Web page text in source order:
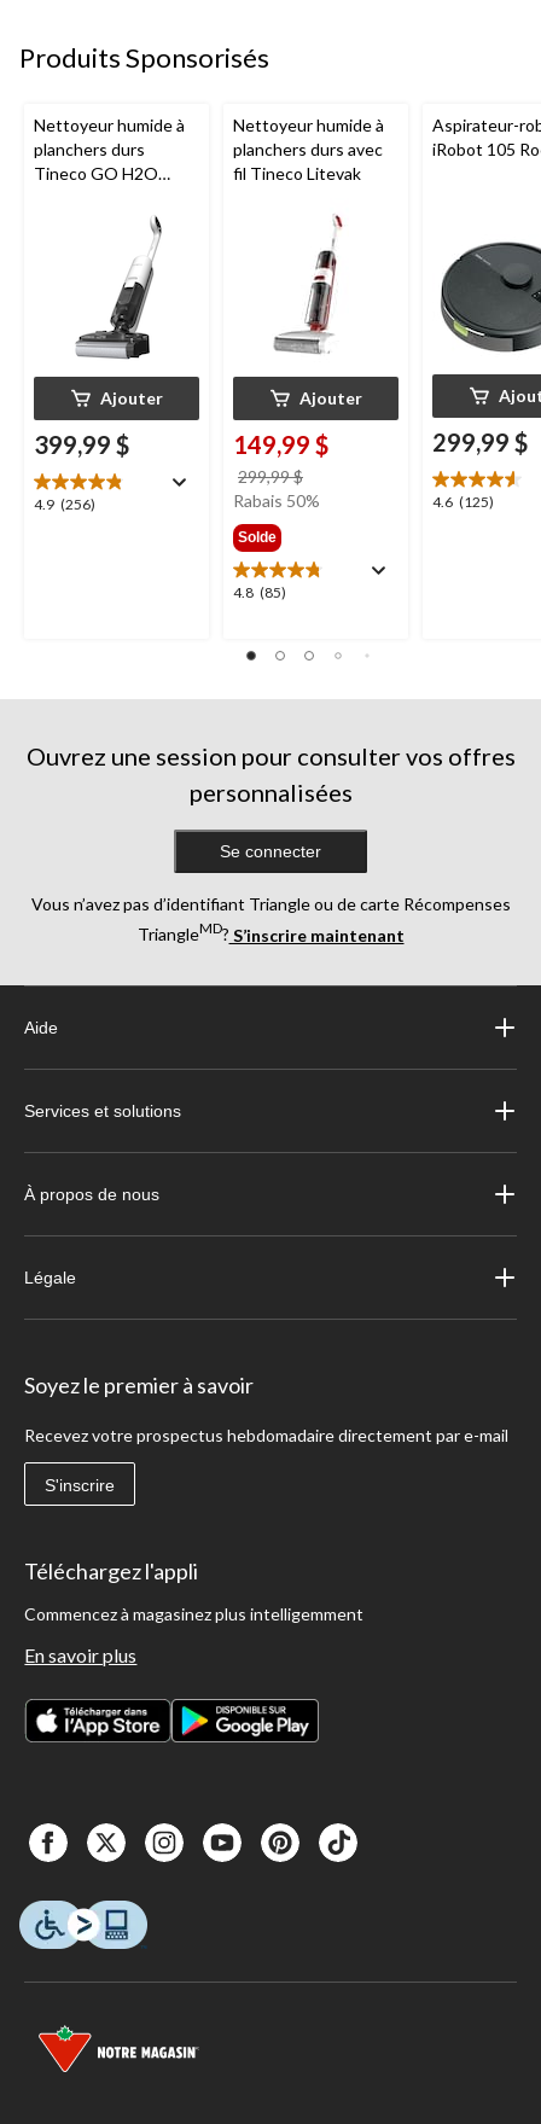
Produits Sponsorisés
Nettoyeur humide à
planchers durs
Tineco GO H2O
Ajouter
399,99 $
4.9 (256)
4.9
Nettoyeur humide à
planchers durs avec
fil Tineco Litevak
Ajouter
149,99 $
299,99 $
était
Rabais 50%
Solde
4.8 (85)
4.8
5.
Aspirateur-
iRobot 105
299,99 $
4.6 (125)
4.6
Ouvrez une session pour consulter vos offres
personnalisées
Se connecter
Vous n’avez pas d’identifiant Triangle ou de carte Récompenses
TriangleMD? S’inscrire maintenant
Aide
Services et solutions
À propos de nous
Légale
Soyez le premier à savoir
Recevez votre prospectus hebdomadaire directement par e-mail
S'inscrire
Téléchargez l'appli
Commencez à magasinez plus intelligemment
En savoir plus